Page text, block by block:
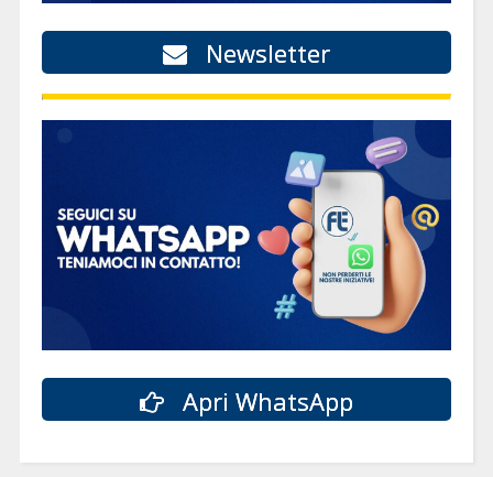
Newsletter
Apri WhatsApp